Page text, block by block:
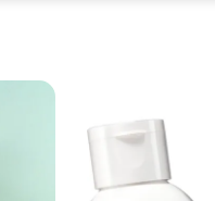
z
praktyczny komplet do